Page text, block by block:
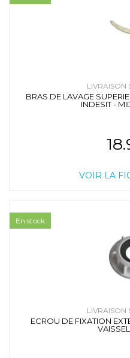
LIVRAISON
BRAS DE LAVAGE
INDESIT -
VOIR LA
LIVRAISON
ECROU DE FIXATION
En stock